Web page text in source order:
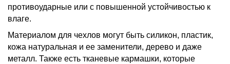
противоударные или с повышенной устойчивостью к
влаге.
Материалом для чехлов могут быть силикон, пластик,
кожа натуральная и ее заменители, дерево и даже
металл. Также есть тканевые кармашки, которые